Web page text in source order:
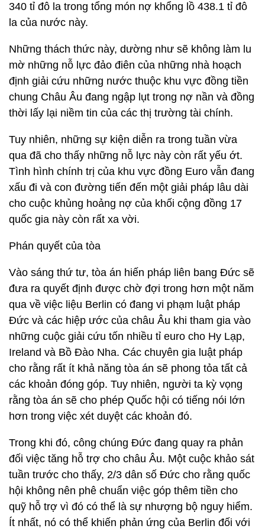
340 tỉ đô la trong tổng món nợ khổng lồ 438.1 tỉ đô
la của nước này.
Những thách thức này, dường như sẽ không làm lu
mờ những nỗ lực đảo điên của những nhà hoạch
định giải cứu những nước thuộc khu vực đồng tiền
chung Châu Âu đang ngập lụt trong nợ nần và đồng
thời lấy lại niềm tin của các thị trường tài chính.
Tuy nhiên, những sự kiện diễn ra trong tuần vừa
qua đã cho thấy những nỗ lực này còn rất yếu ớt.
Tình hình chính trị của khu vực đồng Euro vẫn đang
xấu đi và con đường tiến đến một giải pháp lâu dài
cho cuộc khủng hoảng nợ của khối cộng đồng 17
quốc gia này còn rất xa vời.
Phán quyết của tòa
Vào sáng thứ tư, tòa án hiến pháp liên bang Đức sẽ
đưa ra quyết định được chờ đợi trong hơn một năm
qua về việc liệu Berlin có đang vi phạm luật pháp
Đức và các hiệp ước của châu Âu khi tham gia vào
những cuộc giải cứu tốn nhiều tỉ euro cho Hy Lạp,
Ireland và Bồ Đào Nha. Các chuyên gia luật pháp
cho rằng rất ít khả năng tòa án sẽ phong tỏa tất cả
các khoản đóng góp. Tuy nhiên, người ta kỳ vọng
rằng tòa án sẽ cho phép Quốc hội có tiếng nói lớn
hơn trong việc xét duyệt các khoản đó.
Trong khi đó, công chúng Đức đang quay ra phản
đối việc tăng hỗ trợ cho châu Âu. Một cuộc khảo sát
tuần trước cho thấy, 2/3 dân số Đức cho rằng quốc
hội không nên phê chuẩn việc góp thêm tiền cho
quỹ hỗ trợ vì đó có thể là sự nhượng bộ nguy hiểm.
Ít nhất, nó có thể khiến phản ứng của Berlin đối với